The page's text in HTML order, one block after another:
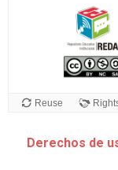
Derechos de